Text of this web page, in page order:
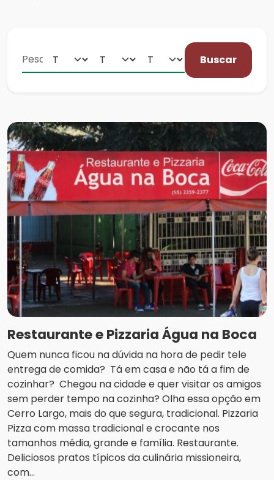
Buscar
Restaurante e Pizzaria Água na Boca
Quem nunca ficou na dúvida na hora de pedir tele
entrega de comida? Tá em casa e não tá a fim de
cozinhar? Chegou na cidade e quer visitar os amigos
sem perder tempo na cozinha? Olha essa opção em
Cerro Largo, mais do que segura, tradicional. Pizzaria
Pizza com massa tradicional e crocante nos
tamanhos média, grande e família. Restaurante.
Deliciosos pratos típicos da culinária missioneira,
com...